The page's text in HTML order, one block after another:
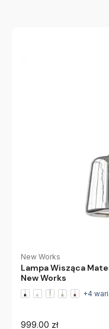
New Works
Lampa Wisząca
New Works
+4
999.00 zł